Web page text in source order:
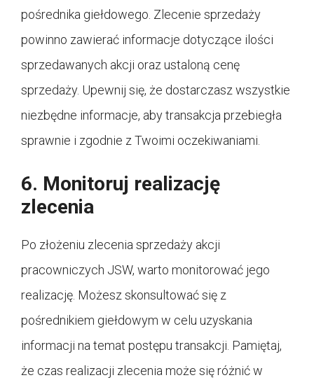
pośrednika giełdowego. Zlecenie sprzedaży
powinno zawierać informacje dotyczące ilości
sprzedawanych akcji oraz ustaloną cenę
sprzedaży. Upewnij się, że dostarczasz wszystkie
niezbędne informacje, aby transakcja przebiegła
sprawnie i zgodnie z Twoimi oczekiwaniami.
6. Monitoruj realizację
zlecenia
Po złożeniu zlecenia sprzedaży akcji
pracowniczych JSW, warto monitorować jego
realizację. Możesz skonsultować się z
pośrednikiem giełdowym w celu uzyskania
informacji na temat postępu transakcji. Pamiętaj,
że czas realizacji zlecenia może się różnić w